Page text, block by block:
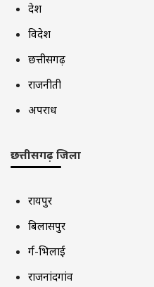
देश
विदेश
छत्तीसगढ़
राजनीती
अपराध
छत्तीसगढ़ जिला
रायपुर
बिलासपुर
दुर्ग-भिलाई
राजनांदगांव